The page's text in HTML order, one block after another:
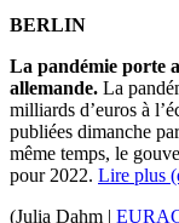
BERLIN
La pandémie porte
allemande. La
milliards d’euros à
publiées dimanche
même temps, le
pour 2022. Lire plus
(Julia Dahm |